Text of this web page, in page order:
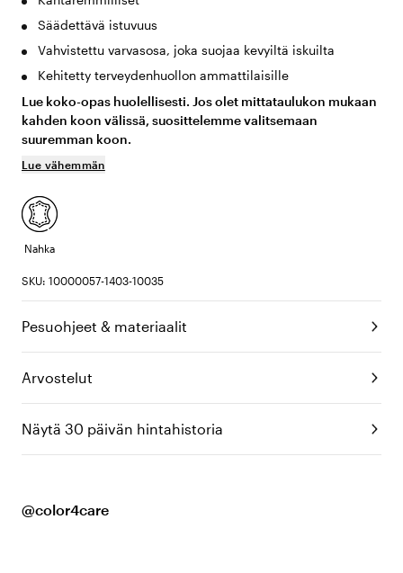
Säädettävä istuvuus
Vahvistettu varvasosa, joka suojaa kevyiltä iskuilta
Kehitetty terveydenhuollon ammattilaisille
Lue koko-opas huolellisesti. Jos olet mittataulukon mukaan
kahden koon välissä, suosittelemme valitsemaan
suuremman koon.
Lue vähemmän
Nahka
SKU: 10000057-1403-10035
Pesuohjeet & materiaalit
Arvostelut
Näytä 30 päivän hintahistoria
@color4care